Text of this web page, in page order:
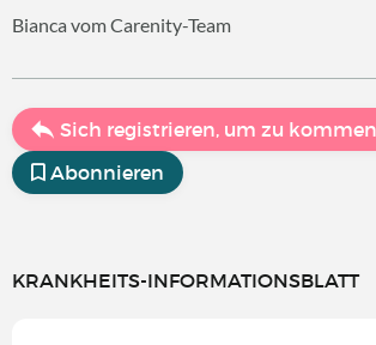
Bianca vom Carenity-Team
Sich registrieren, um zu
Abonnieren
KRANKHEITS-INFORMATIONSBLATT